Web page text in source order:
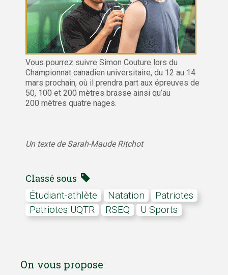
Vous pourrez suivre Simon Couture lors du
Championnat canadien universitaire, du 12 au 14
mars prochain, où il prendra part aux épreuves de
50, 100 et 200 mètres brasse ainsi qu’au
200 mètres quatre nages.
Un texte de Sarah-Maude Ritchot
Classé sous
Étudiant-athlète Natation
Patriotes
Patriotes UQTR
RSEQ U Sports
On vous propose